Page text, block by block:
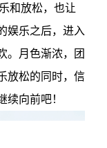
和放松，也让
娱乐之后，进入
。月色渐浓，团
放松的同时，信
向前吧！